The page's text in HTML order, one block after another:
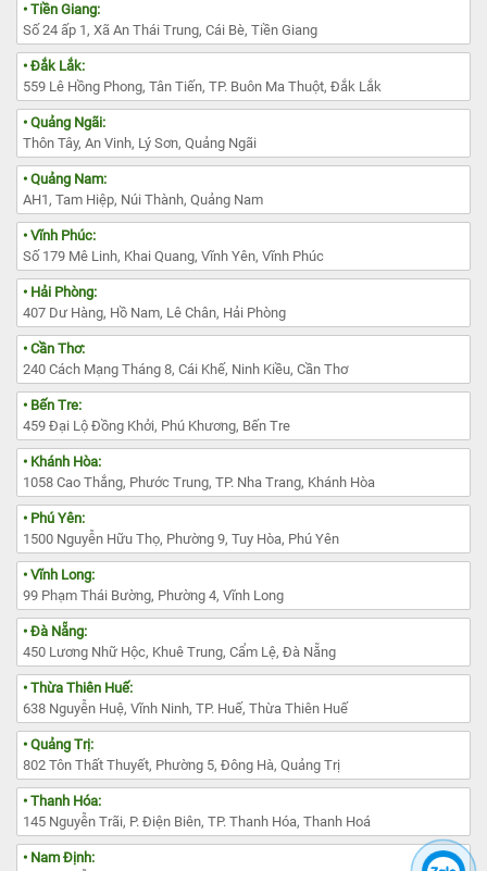
• Tiền Giang:
Số 24 ấp 1, Xã An Thái Trung, Cái Bè, Tiền Giang
• Đắk Lắk:
559 Lê Hồng Phong, Tân Tiến, TP. Buôn Ma Thuột, Đắk Lắk
• Quảng Ngãi:
Thôn Tây, An Vinh, Lý Sơn, Quảng Ngãi
• Quảng Nam:
AH1, Tam Hiệp, Núi Thành, Quảng Nam
• Vĩnh Phúc:
Số 179 Mê Linh, Khai Quang, Vĩnh Yên, Vĩnh Phúc
• Hải Phòng:
407 Dư Hàng, Hồ Nam, Lê Chân, Hải Phòng
• Cần Thơ:
240 Cách Mạng Tháng 8, Cái Khế, Ninh Kiều, Cần Thơ
• Bến Tre:
459 Đại Lộ Đồng Khởi, Phú Khương, Bến Tre
• Khánh Hòa:
1058 Cao Thắng, Phước Trung, TP. Nha Trang, Khánh Hòa
• Phú Yên:
1500 Nguyễn Hữu Thọ, Phường 9, Tuy Hòa, Phú Yên
• Vĩnh Long:
99 Phạm Thái Bường, Phường 4, Vĩnh Long
• Đà Nẵng:
450 Lương Nhữ Hộc, Khuê Trung, Cẩm Lệ, Đà Nẵng
• Thừa Thiên Huế:
638 Nguyễn Huệ, Vĩnh Ninh, TP. Huế, Thừa Thiên Huế
• Quảng Trị:
802 Tôn Thất Thuyết, Phường 5, Đông Hà, Quảng Trị
• Thanh Hóa:
145 Nguyễn Trãi, P. Điện Biên, TP. Thanh Hóa, Thanh Hoá
• Nam Định: